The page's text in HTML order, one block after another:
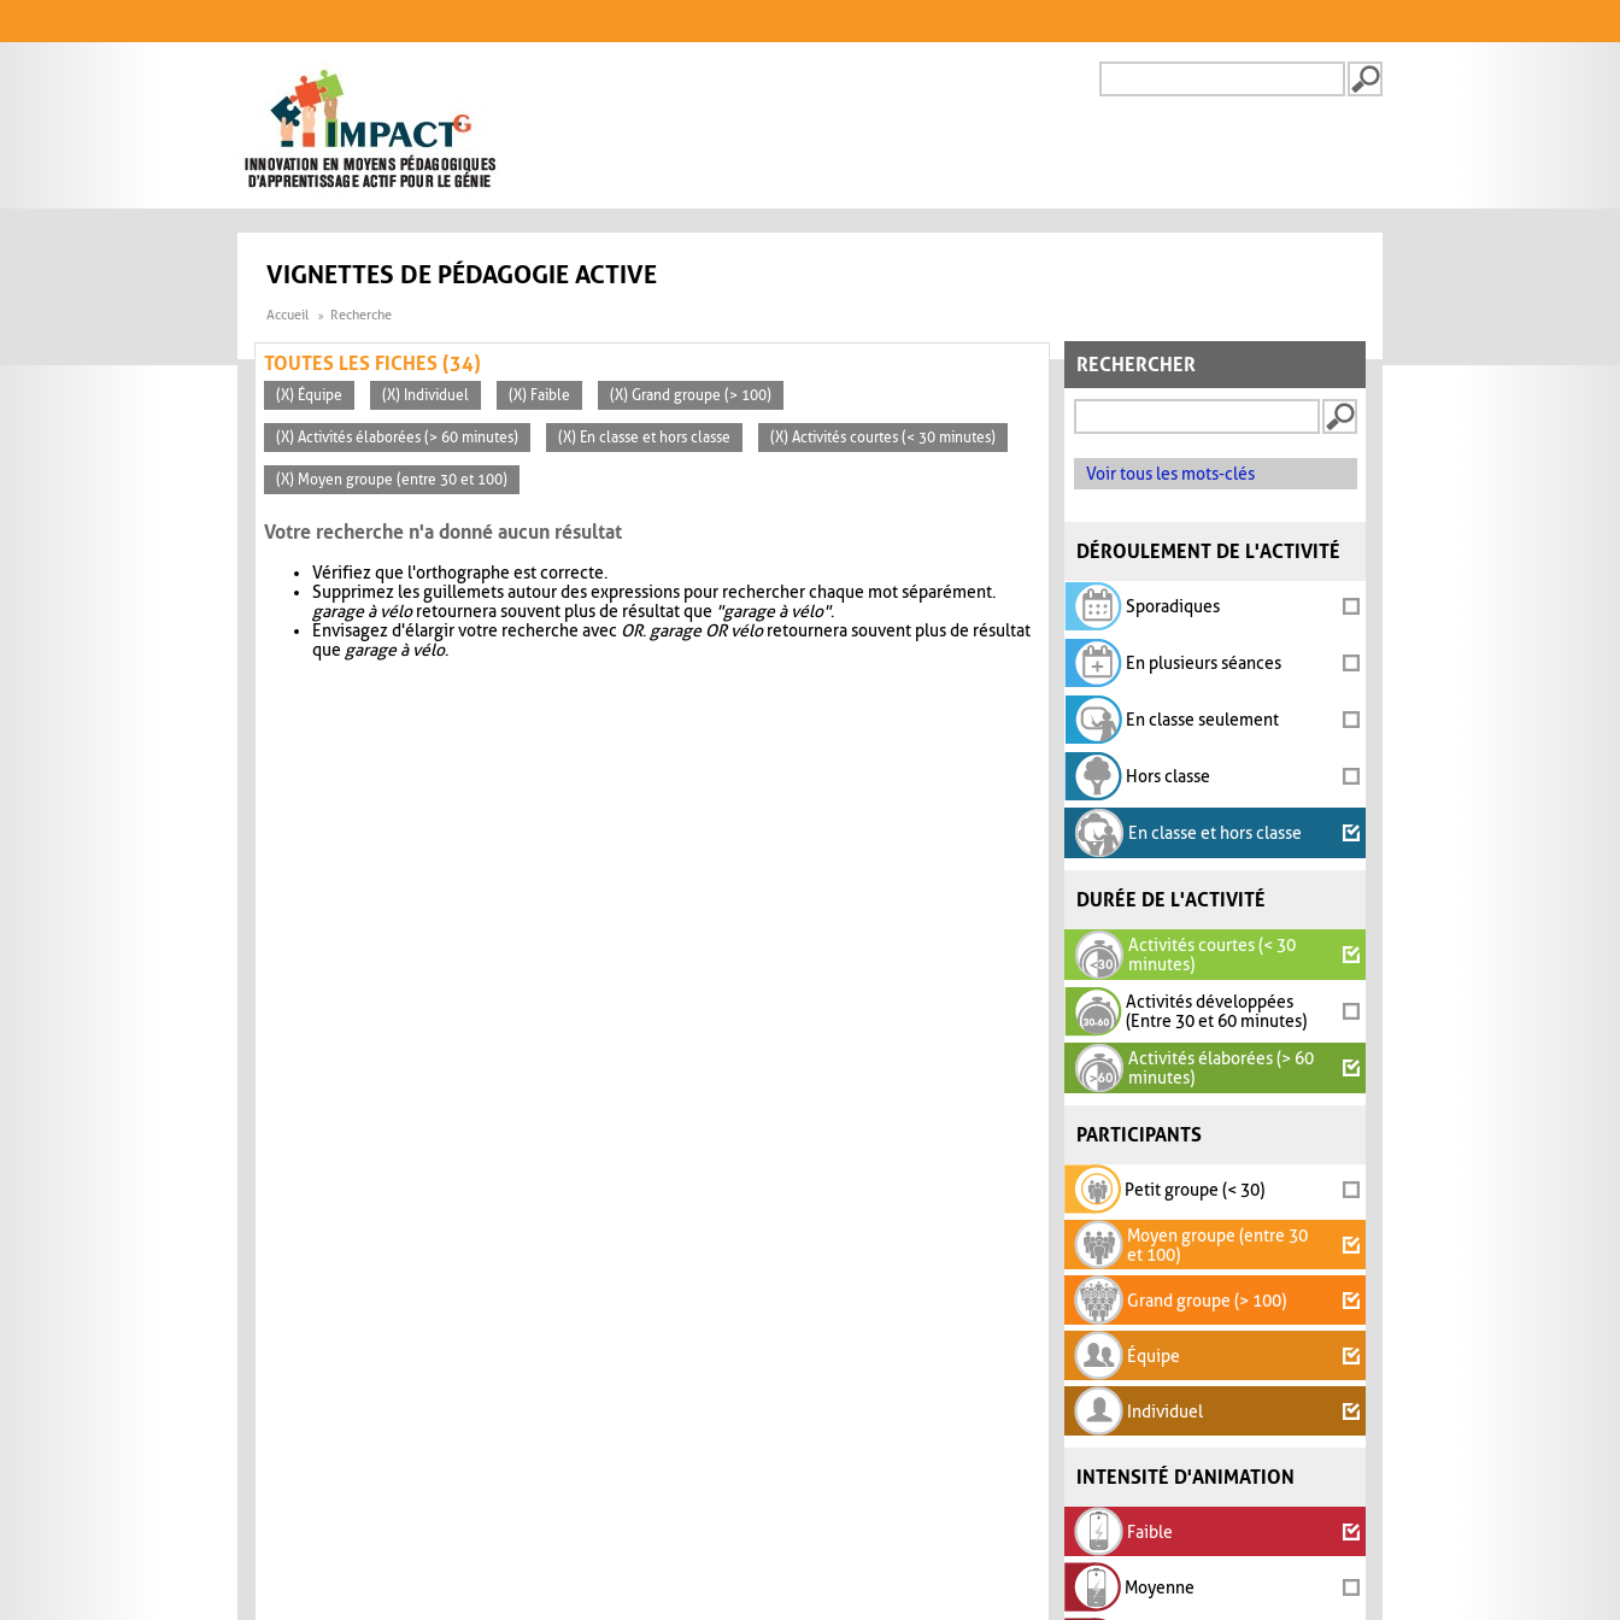
FORMULAIRE DE
VIGNETTES DE PÉDAGOGIE ACTIVE
Accueil Recherche
RECHERCHER
Voir tous les mots-clés
DÉROULEMENT DE L'ACTIVITÉ
Sporadiques
En plusieurs séances
En classe seulement
Hors classe
En classe et hors classe
DURÉE DE L'ACTIVITÉ
Activités courtes (< 30
minutes)
Activités développées
(Entre 30 et 60 minutes)
Activités élaborées (> 60
minutes)
PARTICIPANTS
Petit groupe (< 30)
Moyen groupe (entre 30
et 100)
Grand groupe (> 100)
Équipe
Individuel
INTENSITÉ D'ANIMATION
Faible
Moyenne
TOUTES LES FICHES (34)
(X) Équipe (X) Individuel (X) Faible (X) Grand groupe (> 100)
(X) Activités élaborées (> 60 minutes) (X) En classe et hors classe (X) Activités courtes (< 30 minutes)
(X) Moyen groupe (entre 30 et 100)
Votre recherche n'a donné aucun résultat
Vérifiez que l'orthographe est correcte.
Supprimez les guillemets autour des expressions pour rechercher chaque mot séparément.
garage à véloretournera souvent plus de résultat que "garage à vélo".
Envisagez d'élargir votre recherche avec OR. garage OR véloretournera souvent plus de résultat
que garage à vélo.